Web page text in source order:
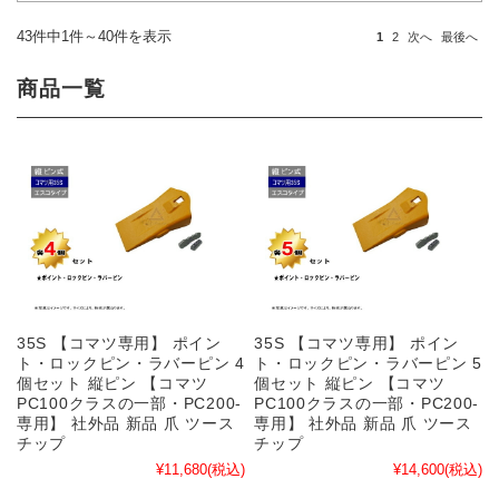
43件中1件～40件を表示 1 2 次へ 最後へ
商品一覧
35S 【コマツ専用】 ポイン
ト・ロックピン・ラバーピン 4
個セット 縦ピン 【コマツ
PC100クラスの一部・PC200-
専用】 社外品 新品 爪 ツース
チップ
¥11,680(税込)
35S 【コマツ専用】 ポイン
ト・ロックピン・ラバーピン 5
個セット 縦ピン 【コマツ
PC100クラスの一部・PC200-
専用】 社外品 新品 爪 ツース
チップ
¥14,600(税込)